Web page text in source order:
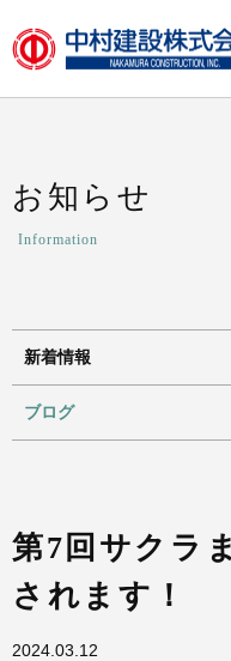
お知らせ
Information
新着情報
ブログ
第7回サクラ
されます！
2024.03.12